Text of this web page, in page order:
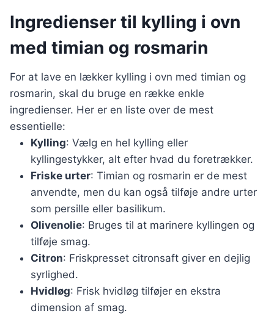
Ingredienser til kylling i ovn
med timian og rosmarin
For at lave en lækker kylling i ovn med timian og
rosmarin, skal du bruge en række enkle
ingredienser. Her er en liste over de mest
essentielle:
Kylling: Vælg en hel kylling eller
kyllingestykker, alt efter hvad du foretrækker.
Friske urter: Timian og rosmarin er de mest
anvendte, men du kan også tilføje andre urter
som persille eller basilikum.
Olivenolie: Bruges til at marinere kyllingen og
tilføje smag.
Citron: Friskpresset citronsaft giver en dejlig
syrlighed.
Hvidløg: Frisk hvidløg tilføjer en ekstra
dimension af smag.